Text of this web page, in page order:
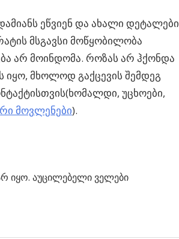
ეწვიენ და ახალი დეტალები
მსგავსი მოწყობილობა
არ მოინდომა. როზას არ ჰქონდა
იყო, მხოლოდ გაქცევის შემდეგ
უცხოები,
მოვლენები).
იყო. აუცილებელი ველები